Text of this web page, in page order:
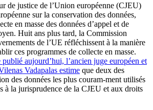
de justice de l’Union européenne (CJEU)
sur la conservation des données,
en masse des données d’appel et de
Huit ans plus tard, la Commission
de l’UE réfléchissent à la manière
ces programmes de collecte en masse.
aujourd’hui, l’ancien juge européen et
Vadapalas estime que deux des
des données les plus couram-ment utilisés
à la jurisprudence de la CJEU et aux droits